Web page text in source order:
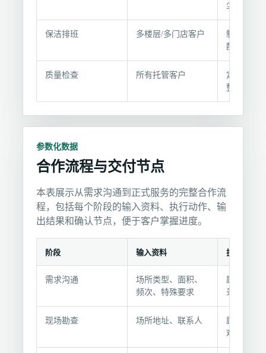
交
付
明
尘、胶渍
保洁排班 多楼层/多门店客户
制定班次
配
质量检查 所有托管客户
定期抽查
整改
参数化数据
合作流程与交付节点
本表展示从需求沟通到正式服务的完整合作流
程，包括每个阶段的输入资料、执行动作、输
出结果和确认节点，便于客户掌握进度。
程
交
阶段 输入资料 执行动作
需求沟通
场所类型、面积、
频次、特殊要求
顾问联系
录需求
现场勘查 场所地址、联系人
顾问实地
难度